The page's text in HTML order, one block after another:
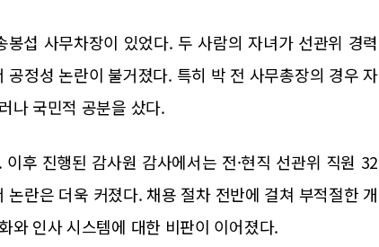
섭 사무차장이 있었다. 두 사람의 자녀가 선관위 경력
정성 논란이 불거졌다. 특히 박 전 사무총장의 경우 자
나 국민적 공분을 샀다.
후 진행된 감사원 감사에서는 전·현직 선관위 직원 32
란은 더욱 커졌다. 채용 절차 전반에 걸쳐 부적절한 개
와 인사 시스템에 대한 비판이 이어졌다.